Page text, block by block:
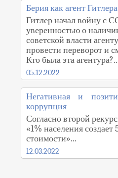
Берия как агент Гитлера
Гитлер начал войну с
уверенностью о
советской власти
провести переворот и
Кто была эта
05.12.2022
Негативная и
коррупция
Согласно второй
«1% населения
стоимости»...
12.03.2022